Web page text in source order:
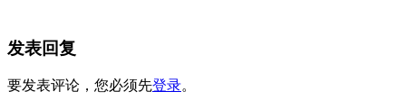
发表回复
要发表评论，您必须先登录。